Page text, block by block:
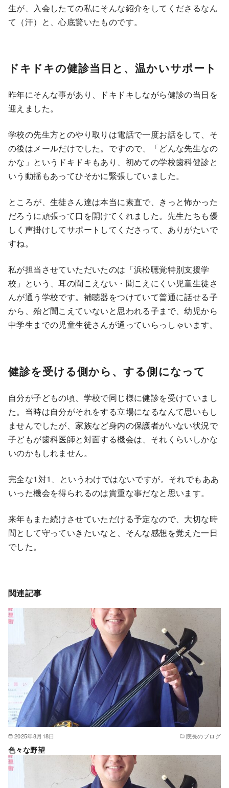
生が、入会したての私にそんな紹介をしてくださるなん
て（汗）と、心底驚いたものです。
ドキドキの健診当日と、温かいサポート
昨年にそんな事があり、ドキドキしながら健診の当日を
迎えました。
学校の先生方とのやり取りは電話で一度お話をして、そ
の後はメールだけでした。ですので、「どんな先生なの
かな」というドキドキもあり、初めての学校歯科健診と
いう動揺もあってひそかに緊張していました。
ところが、生徒さん達は本当に素直で、きっと怖かった
だろうに頑張って口を開けてくれました。先生たちも優
しく声掛けしてサポートしてくださって、ありがたいで
すね。
私が担当させていただいたのは「浜松聴覚特別支援学
校」という、耳の聞こえない・聞こえにくい児童生徒さ
んが通う学校です。補聴器をつけていて普通に話せる子
から、殆ど聞こえていないと思われる子まで、幼児から
中学生までの児童生徒さんが通っていらっしゃいます。
健診を受ける側から、する側になって
自分が子どもの頃、学校で同じ様に健診を受けていまし
た。当時は自分がそれをする立場になるなんて思いもし
ませんでしたが、家族など身内の保護者がいない状況で
子どもが歯科医師と対面する機会は、それくらいしかな
いのかもしれません。
完全な1対1、というわけではないですが。それでもああ
いった機会を得られるのは貴重な事だなと思います。
来年もまた続けさせていただける予定なので、大切な時
間として守っていきたいなと、そんな感想を覚えた一日
でした。
関連記事
2025年8月18日 院長のブログ
色々な野望